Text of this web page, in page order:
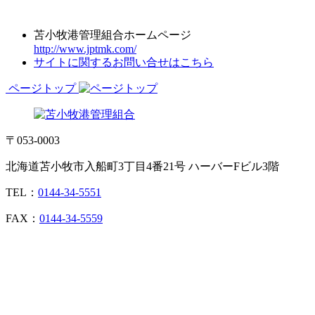
苫小牧港管理組合ホームページ
http://www.jptmk.com/
サイトに関するお問い合せはこちら
ページトップ
〒053-0003
北海道苫小牧市入船町3丁目4番21号 ハーバーFビル3階
TEL： 0144-34-5551
FAX： 0144-34-5559